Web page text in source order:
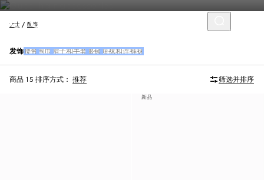
女士 配饰
发饰 腰带 围巾 帽子和手套 眼镜 短袜和连裤袜
商品 15 排序方式： 推荐 筛选并排序
新品